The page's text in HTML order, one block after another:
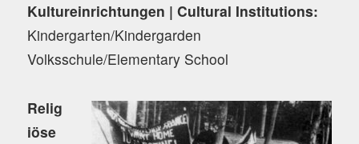
Kultureinrichtungen | Cultural Institutions:
Kindergarten/Kindergarden
Volksschule/Elementary School
Relig
iöse